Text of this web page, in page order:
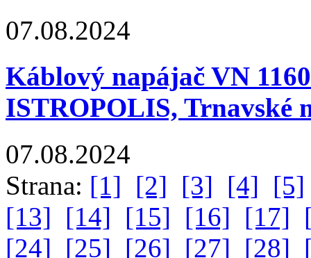
07.08.2024
Káblový napájač VN
ISTROPOLIS, Trnavské
07.08.2024
Strana: [1] [2] [3] [4] [5]
[13] [14] [15] [16] [17]
[24] [25] [26] [27] [28]